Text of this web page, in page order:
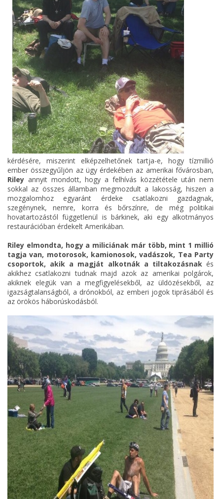
kérdésére, miszerint elképzelhetőnek tartja-e, hogy tízmillió
ember összegyűljön az ügy érdekében az amerikai fővárosban,
Riley annyit mondott, hogy a felhívás közzététele után nem
sokkal az összes államban megmozdult a lakosság, hiszen a
mozgalomhoz egyaránt érdeke csatlakozni gazdagnak,
szegénynek, nemre, korra és bőrszínre, de még politikai
hovatartozástól függetlenül is bárkinek, aki egy alkotmányos
restaurációban érdekelt Amerikában.
Riley elmondta, hogy a miliciának már több, mint 1 millió
tagja van, motorosok, kamionosok, vadászok, Tea Party
csoportok, akik a magját alkotnák a tiltakozásnak és
akikhez csatlakozni tudnak majd azok az amerikai polgárok,
akiknek elegük van a megfigyelésekből, az üldözésekből, az
igazságtalanságból, a drónokból, az emberi jogok tiprásából és
az örökös háborúskodásból.